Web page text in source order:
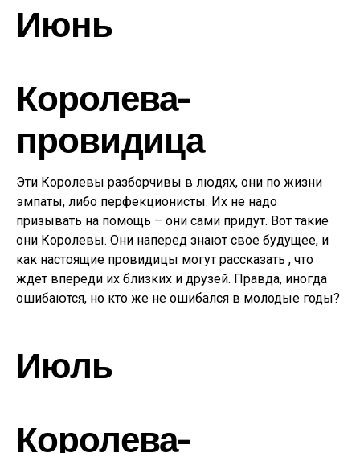
Июнь
Королева-
провидица
Эти Королевы разборчивы в людях, они по жизни
эмпаты, либо перфекционисты. Их не надо
призывать на помощь – они сами придут. Вот такие
они Королевы. Они наперед знают свое будущее, и
как настоящие провидицы могут рассказать , что
ждет впереди их близких и друзей. Правда, иногда
ошибаются, но кто же не ошибался в молодые годы?
Июль
Королева-